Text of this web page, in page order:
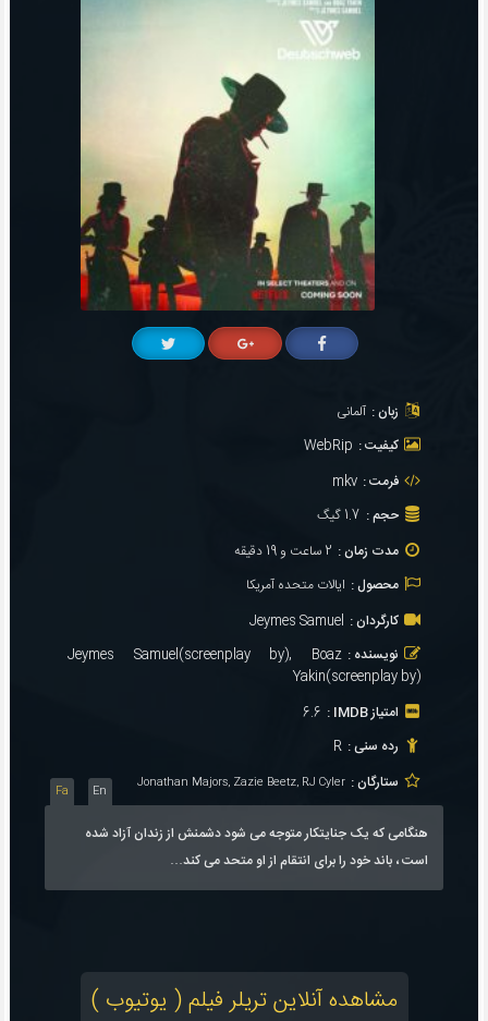
زبان : آلمانی
کیفیت : WebRip
فرمت : mkv
حجم : 1.7 گیگ
مدت زمان : 2 ساعت و 19 دقیقه
محصول : ایالات متحده آمریکا
کارگردان : Jeymes Samuel
نویسنده : Jeymes Samuel(screenplay by), Boaz
Yakin(screenplay by)
امتیاز IMDB :
6.6
رده سنی : R
ستارگان : Jonathan Majors, Zazie Beetz, RJ Cyler
Fa En
هنگامی که یک جنایتکار متوجه می شود دشمنش از زندان آزاد شده
است ، باند خود را برای انتقام از او متحد می کند…
مشاهده آنلاین تریلر فیلم ( یوتیوب )